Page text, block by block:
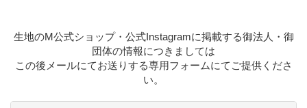
生地のM公式ショップ・公式Instagramに掲載する御法人・御
団体の情報につきましては
この後メールにてお送りする専用フォームにてご提供くださ
い。